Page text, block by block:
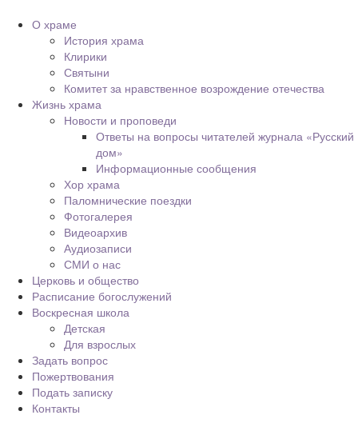
О храме
История храма
Клирики
Святыни
Комитет за нравственное возрождение отечества
Жизнь храма
Новости и проповеди
Ответы на вопросы читателей журнала «Русский
дом»
Информационные сообщения
Хор храма
Паломнические поездки
Фотогалерея
Видеоархив
Аудиозаписи
СМИ о нас
Церковь и общество
Расписание богослужений
Воскресная школа
Детская
Для взрослых
Задать вопрос
Пожертвования
Подать записку
Контакты